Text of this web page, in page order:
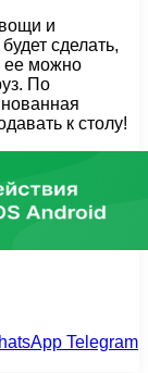
и
сделать,
ее можно
По
к столу!
Telegram